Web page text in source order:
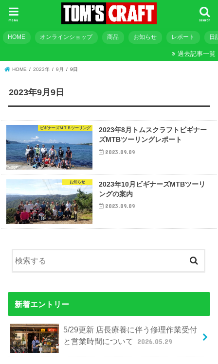
search
menu
HOME オンラインショップ 商品 お知らせ レポート 日
過去記事一覧
HOME 2023年 9月 9日
2023年9月9日
ビギナーズＭＴＢツーリング
2023年8月トムスクラフトビギナー
ズMTBツーリングレポート
2023.09.09
お知らせ
2023年10月ビギナーズMTBツーリ
ングの案内
2023.09.09
新着エントリー
5/29更新 店長療養に伴う修理作業受付
と営業時間について
2026.05.29